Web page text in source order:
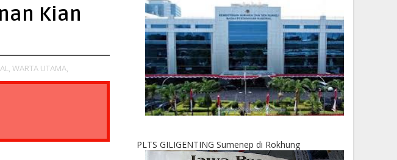
Kian
WARTA UTAMA,
PLTS GILIGENTING Sumenep di Rokhung